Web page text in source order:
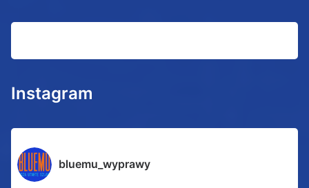
Instagram
bluemu_wyprawy